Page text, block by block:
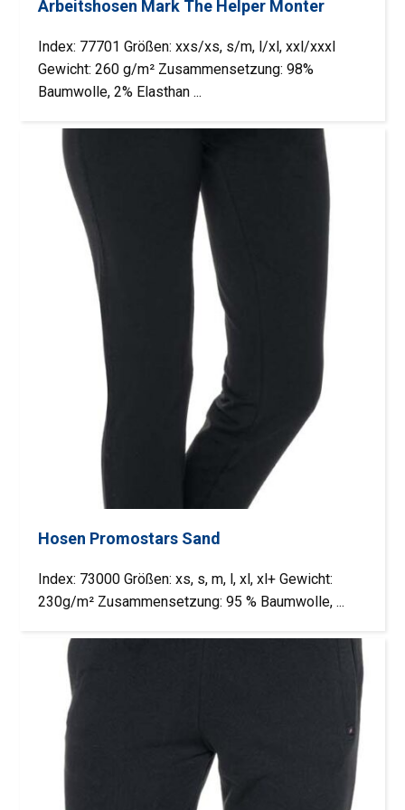
Arbeitshosen Mark The Helper Monter
Index: 77701 Größen: xxs/xs, s/m, l/xl, xxl/xxxl
Gewicht: 260 g/m² Zusammensetzung: 98%
Baumwolle, 2% Elasthan ...
Hosen Promostars Sand
Index: 73000 Größen: xs, s, m, l, xl, xl+ Gewicht:
230g/m² Zusammensetzung: 95 % Baumwolle, ...